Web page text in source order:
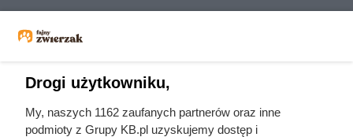
Drogi użytkowniku,
My, naszych 1162 zaufanych partnerów oraz inne
podmioty z Grupy KB.pl uzyskujemy dostęp i